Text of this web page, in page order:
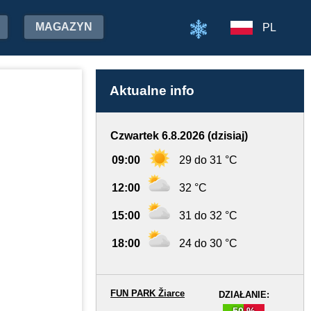
MAGAZYN PL
Aktualne info
Czwartek 6.8.2026 (dzisiaj)
09:00 29 do 31 °C
12:00 32 °C
15:00 31 do 32 °C
18:00 24 do 30 °C
DZIAŁANIE:
FUN PARK Žiarce